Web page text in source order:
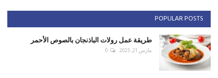
POPULAR POSTS
طريقة عمل رولات الباذنجان بالصوص الأحمر
مارس 21, 2025 0